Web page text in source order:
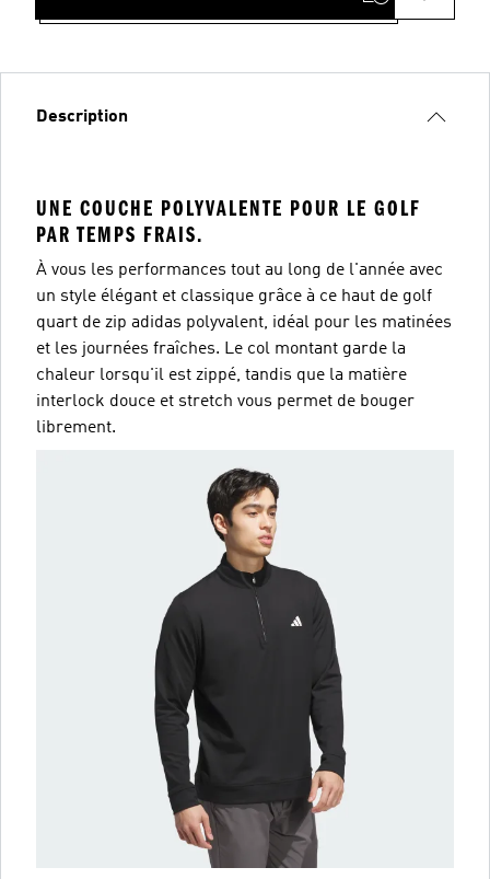
Description
UNE COUCHE POLYVALENTE POUR LE GOLF
PAR TEMPS FRAIS.
À vous les performances tout au long de l'année avec
un style élégant et classique grâce à ce haut de golf
quart de zip adidas polyvalent, idéal pour les matinées
et les journées fraîches. Le col montant garde la
chaleur lorsqu'il est zippé, tandis que la matière
interlock douce et stretch vous permet de bouger
librement.